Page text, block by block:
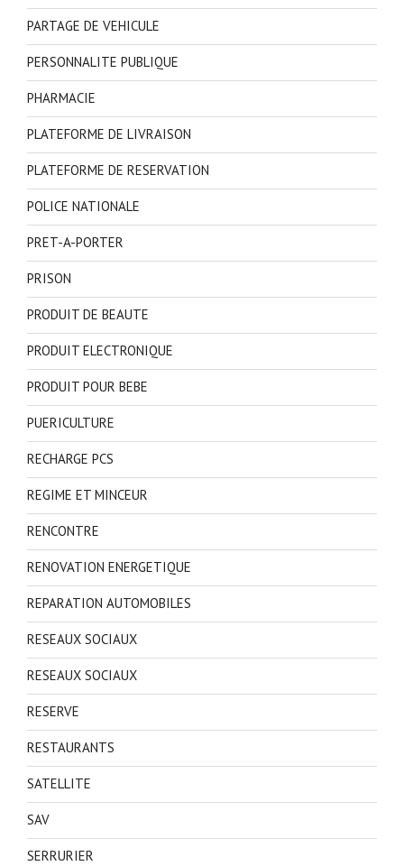
PARTAGE DE VEHICULE
PERSONNALITE PUBLIQUE
PHARMACIE
PLATEFORME DE LIVRAISON
PLATEFORME DE RESERVATION
POLICE NATIONALE
PRET-A-PORTER
PRISON
PRODUIT DE BEAUTE
PRODUIT ELECTRONIQUE
PRODUIT POUR BEBE
PUERICULTURE
RECHARGE PCS
REGIME ET MINCEUR
RENCONTRE
RENOVATION ENERGETIQUE
REPARATION AUTOMOBILES
RESEAUX SOCIAUX
RESEAUX SOCIAUX
RESERVE
RESTAURANTS
SATELLITE
SAV
SERRURIER